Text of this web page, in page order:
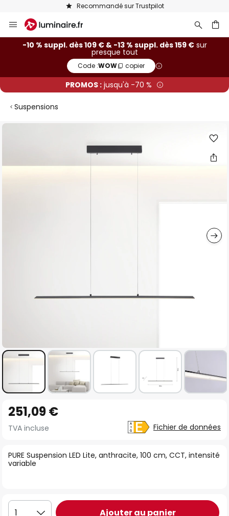
Recommandé sur Trustpilot
Allez
au
contenu
-10 % suppl. dès 109 € & -13 % suppl. dès 159 €sur
presque tout
Code :WOW copier
PROMOS : jusqu'à -70 %
Suspensions
Skip
end
to
the
of
the
PURE Suspension LED Lite, anthracite, 100 cm, CCT, intensité
variable
251,09 €
TVA incluse Fichier de données
1 Ajouter au panier